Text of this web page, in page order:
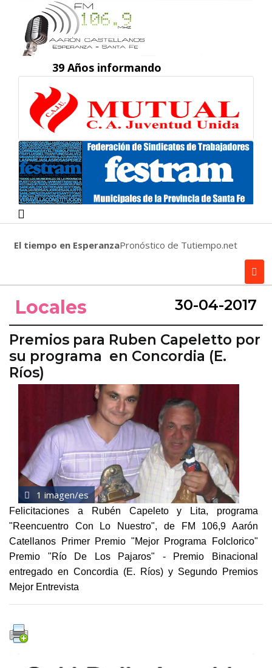
39 Años informando
El tiempo en EsperanzaPronóstico de Tutiempo.net
Locales 30-04-2017
Premios para Ruben Capeletto por
su programa en Concordia (E.
Ríos)
1 imagen/es
Felicitaciones a Rubén Capeleto y Lita, programa
"Reencuentro Con Lo Nuestro", de FM 106,9 Aarón
Catellanos Primer Premio "Mejor Programa Folclorico"
Premio "Río De Los Pajaros" - Premio Binacional
entregado en Concordia (E. Ríos) y Segundo Premios
Mejor Entrevista